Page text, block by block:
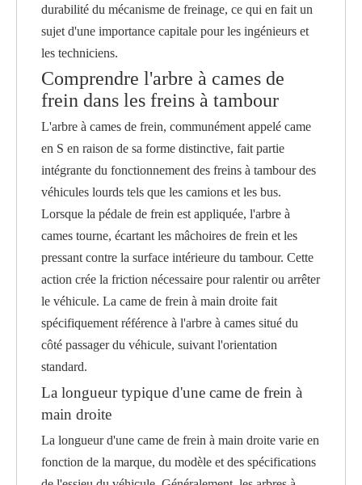
durabilité du mécanisme de freinage, ce qui en fait un
sujet d'une importance capitale pour les ingénieurs et
les techniciens.
Comprendre l'arbre à cames de
frein dans les freins à tambour
L'arbre à cames de frein, communément appelé came
en S en raison de sa forme distinctive, fait partie
intégrante du fonctionnement des freins à tambour des
véhicules lourds tels que les camions et les bus.
Lorsque la pédale de frein est appliquée, l'arbre à
cames tourne, écartant les mâchoires de frein et les
pressant contre la surface intérieure du tambour. Cette
action crée la friction nécessaire pour ralentir ou arrêter
le véhicule. La came de frein à main droite fait
spécifiquement référence à l'arbre à cames situé du
côté passager du véhicule, suivant l'orientation
standard.
La longueur typique d'une came de frein à
main droite
La longueur d'une came de frein à main droite varie en
fonction de la marque, du modèle et des spécifications